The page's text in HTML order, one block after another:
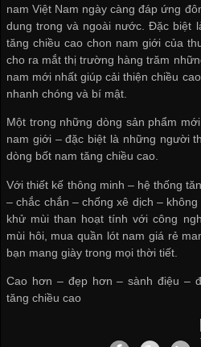
nam Việt Nam ngày càng đáp ứng
dung trong và ngoài nước. Đặc biệt
tăng chiều cao chon nam giới của
cho ra mắt thị trường hàng trăm
nam mới nhất giúp cải thiện chiều
nhanh chóng và bí mật.
Một trong những dòng sản phẩm
nam giới – đặc biệt là những người
dòng bốt nam tăng chiều cao.
Với thiết kế thông minh – hệ thống
– chắc chắn – chống xê dịch –
khử mùi than hoạt tính với công
mùi hôi, mua quần lót nam giá rẻ
bạn mang giày trong mọi thời tiết.
Cao hơn – đẹp hơn – sành điệu –
tăng chiều cao